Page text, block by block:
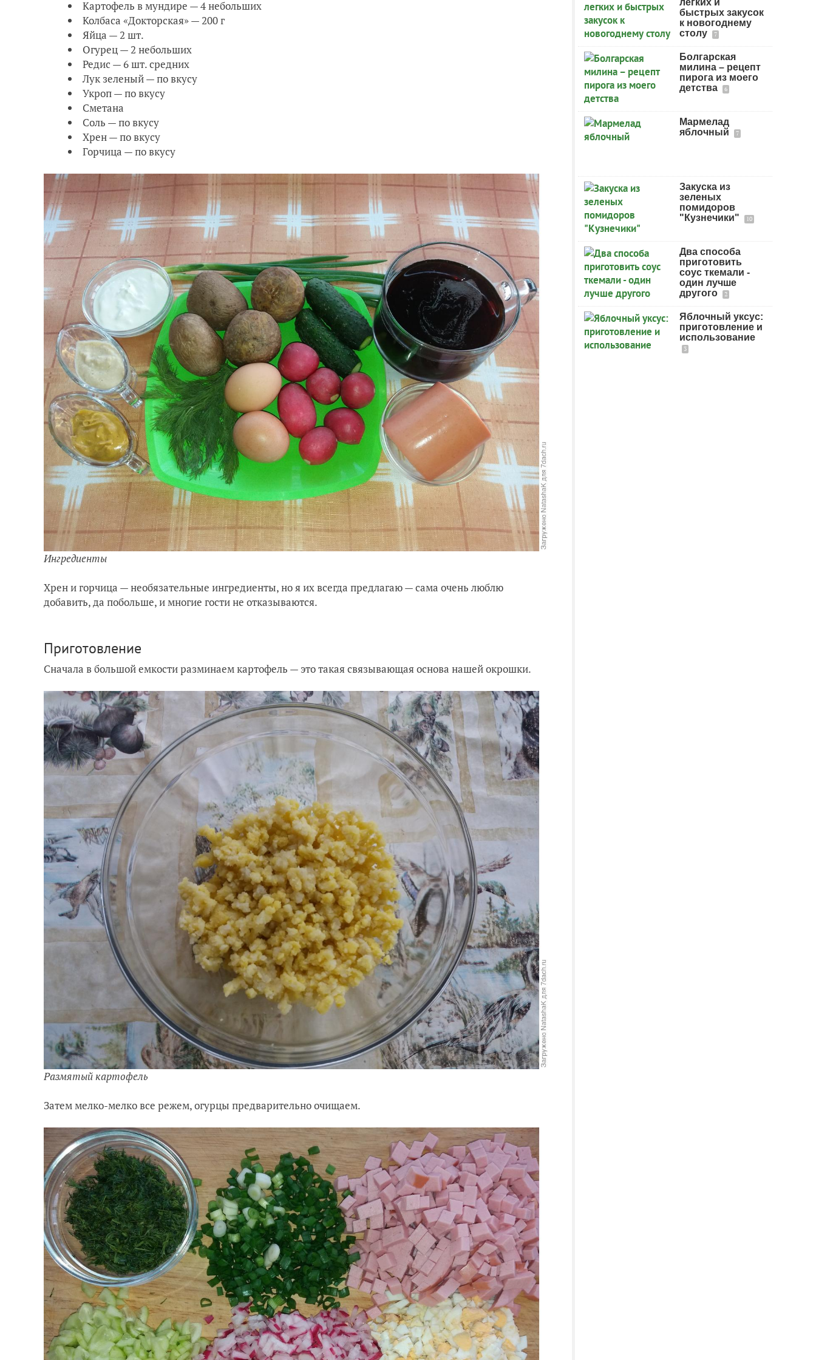
Картофель в мундире — 4 небольших
Колбаса «Докторская» — 200 г
Яйца — 2 шт.
Огурец — 2 небольших
Редис — 6 шт. средних
Лук зеленый — по вкусу
Укроп — по вкусу
Сметана
Соль — по вкусу
Хрен — по вкусу
Горчица — по вкусу
Ингредиенты
Хрен и горчица — необязательные ингредиенты, но я их всегда предлагаю — сама очень люблю
добавить, да побольше, и многие гости не отказываются.
Приготовление
Сначала в большой емкости разминаем картофель — это такая связывающая основа нашей окрошки.
Размятый картофель
Затем мелко-мелко все режем, огурцы предварительно очищаем.
легких и
быстрых закусок
к новогоднему
столу
7
Болгарская
милина – рецепт
пирога из моего
детства
6
Мармелад
яблочный
7
Закуска из
зеленых
помидоров
"Кузнечики"
10
Два способа
приготовить
соус ткемали -
один лучше
другого
2
Яблочный уксус:
приготовление и
использование
3